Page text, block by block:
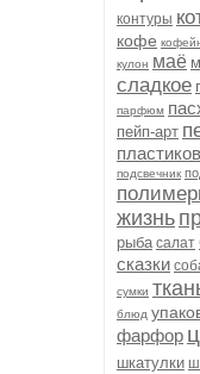
контуры
кофе
кулон маё
сладкое
парфюм
пейп-арт
подсвечник
жизнь
рыба салат
сказки
сумки
блюд
фарфор
шкатулки